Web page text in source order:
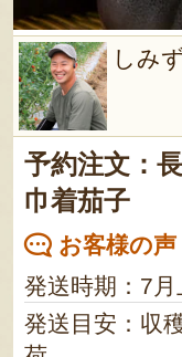
しみ
予約注文：
巾着茄子
お客様の声
発送時期：7月
発送目安：収